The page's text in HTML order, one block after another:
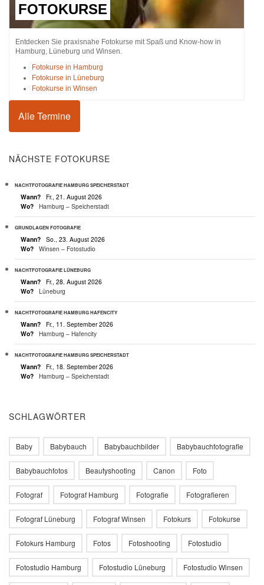
FOTOKURSE
Entdecken Sie praxisnahe Fotokurse mit Spaß und Know-how in
Hamburg, Lüneburg und Winsen.
Fotokurse in Hamburg
Fotokurse in Lüneburg
Fotokurse in Winsen
Alle Termine
NÄCHSTE FOTOKURSE
NACHTFOTOGRAFIE HAMBURG SPEICHERSTADT
Wann?
Fr., 21. August 2026
Wo?
Hamburg – Speicherstadt
GRUNDLAGEN FOTOGRAFIE
Wann?
So., 23. August 2026
Wo?
Winsen – Fotostudio
NACHTFOTOGRAFIE LÜNEBURG
Wann?
Fr., 28. August 2026
Wo?
Lüneburg
NACHTFOTOGRAFIE HAMBURG HAFENCITY
Wann?
Fr., 11. September 2026
Wo?
Hamburg – Hafencity
NACHTFOTOGRAFIE HAMBURG SPEICHERSTADT
Wann?
Fr., 18. September 2026
Wo?
Hamburg – Speicherstadt
SCHLAGWÖRTER
Baby Babybauch Babybauchbilder Babybauchfotografie
Babybauchfotos Beautyshooting Canon Foto
Fotograf Fotograf Hamburg Fotografie Fotografieren
Fotograf Lüneburg Fotograf Winsen Fotokurs Fotokurse
Fotokurs Hamburg Fotos Fotoshooting Fotostudio
Fotostudio Hamburg Fotostudio Lüneburg Fotostudio Winsen